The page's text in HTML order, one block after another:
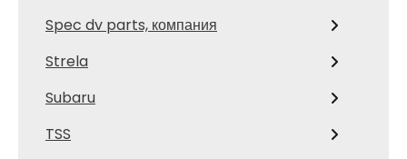
Spec dv parts, компания
Strela
Subaru
TSS